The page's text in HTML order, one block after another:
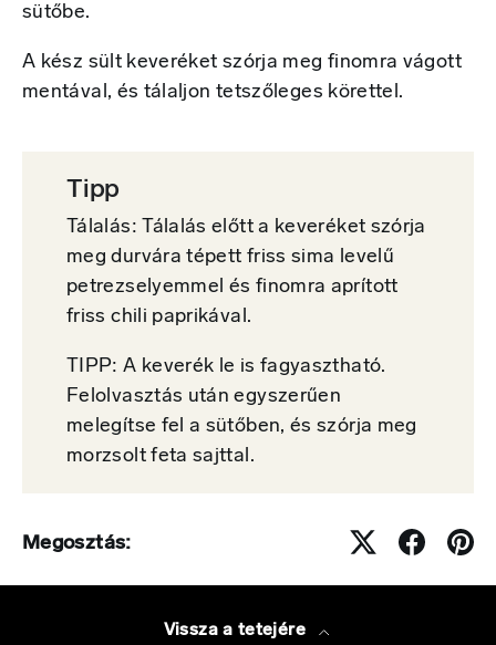
sütőbe.
A kész sült keveréket szórja meg finomra vágott
mentával, és tálaljon tetszőleges körettel.
Tipp
Tálalás: Tálalás előtt a keveréket szórja
meg durvára tépett friss sima levelű
petrezselyemmel és finomra aprított
friss chili paprikával.
TIPP: A keverék le is fagyasztható.
Felolvasztás után egyszerűen
melegítse fel a sütőben, és szórja meg
morzsolt feta sajttal.
Megosztás:
Vissza a tetejére